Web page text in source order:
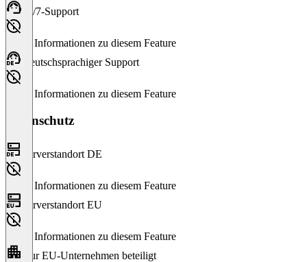
24/7-Support
Keine Informationen zu diesem Feature
Deutschsprachiger Support
Keine Informationen zu diesem Feature
Datenschutz
Serverstandort DE
Keine Informationen zu diesem Feature
Serverstandort EU
Keine Informationen zu diesem Feature
Nur EU-Unternehmen beteiligt